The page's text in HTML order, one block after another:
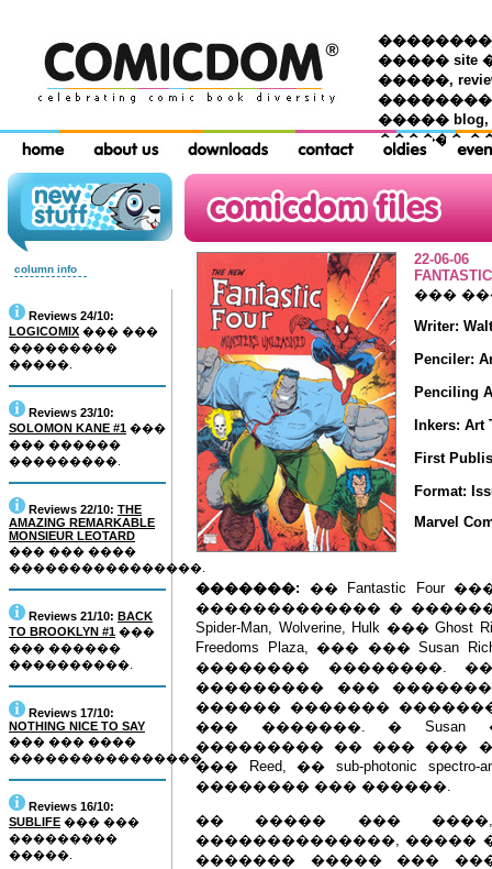
���������
����� site
�����,
����� blog,
������
column info
Reviews 24/10:
LOGICOMIX ��� ���
���������
�����.
Reviews 23/10:
SOLOMON KANE #1 ���
��� ������
���������.
Reviews 22/10: THE
AMAZING REMARKABLE
MONSIEUR LEOTARD
��� ��� ����
����������������.
Reviews 21/10: BACK
TO BROOKLYN #1 ���
��� ������
����������.
Reviews 17/10:
NOTHING NICE TO SAY
��� ��� ����
����������������.
Reviews 16/10:
SUBLIFE ��� ���
���������
�����.
22-06-06
���
Writer:
Penciler:
Penciling
Inkers:
First
Format:
Marvel
�������: �� Fantastic
������������� �
Spider-Man, Wolverine, Hulk ���
Freedoms Plaza, ��� ���
�������� ��������.
��������� ���
������ �������
��� �������. �
��������� �� ��� ���
��� Reed, �� sub-photonic
�������� ��� ������.
�� ����� ���
��������������, �����
������� ����� ���